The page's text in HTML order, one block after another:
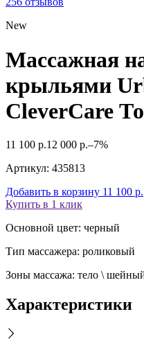
New
Массажная
крыльями
CleverCare
11 100 р.12 000 р.–7%
Артикул: 435813
Добавить в корзину 11 100 р.
Купить в 1 клик
Основной цвет: черный
Тип массажера: роликовый
Зоны массажа: тело \
Характеристики